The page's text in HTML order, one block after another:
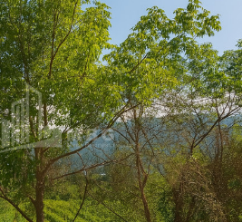
Кахети
Аджарии
Рача
В Грузии